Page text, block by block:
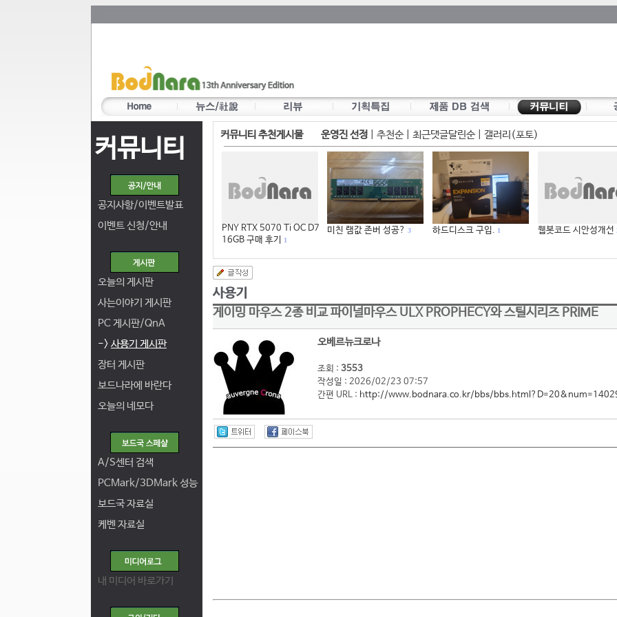
커뮤니티
공지사항/이벤트발표
이벤트 신청/안내
오늘의 게시판
사는이야기 게시판
PC 게시판/QnA
-> 사용기 게시판
장터 게시판
보드나라에 바란다
오늘의 네모다
A/S센터 검색
PCMark/3DMark 성능
보드국 자료실
케벤 자료실
내 미디어 바로가기
커뮤니티 추천게시물 운영진 선정 추천순| 최근댓글달린순| 갤러리(포토)
PNY RTX 5070 Ti OC D7
16GB 구매 후기
1
미친 램값 존버 성공? 3 하드디스크 구입. 1 웹봇코드 시안성개선
게이밍 마우스 2종 비교 파이널마우스 ULX PROPHECY와 스틸시리즈 PRIME
오베르뉴크로나
조회 : 3553
작성일 : 2026/02/23 07:57
간편 URL : http://www.bodnara.co.kr/bbs/